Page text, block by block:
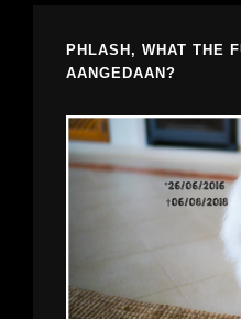
PHLASH, WHAT THE
AANGEDAAN?